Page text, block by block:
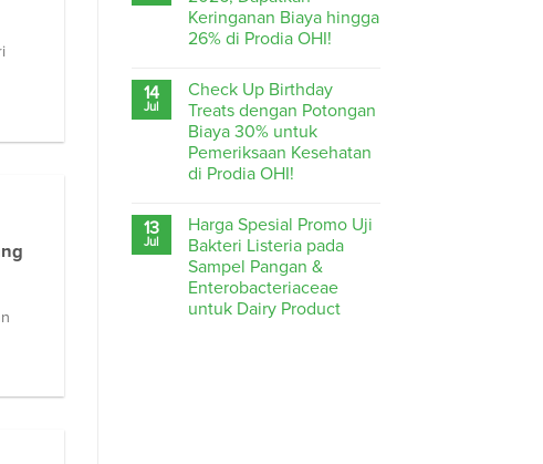
Keringanan Biaya hingga
26% di Prodia OHI!
14
Jul
Check Up Birthday
Treats dengan Potongan
Biaya 30% untuk
Pemeriksaan Kesehatan
di Prodia OHI!
13
Jul
Harga Spesial Promo Uji
Bakteri Listeria pada
Sampel Pangan &
Enterobacteriaceae
untuk Dairy Product